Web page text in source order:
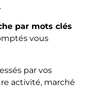
par mots clés
vous
par vos
activité, marché